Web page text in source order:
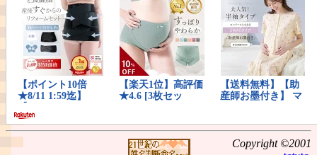
Copyright ©2001